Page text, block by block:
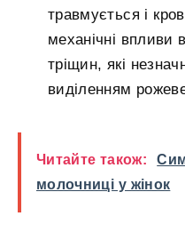
травмується і
механічні впливи
тріщин, які
виділенням
Читайте також:
молочниці у жінок